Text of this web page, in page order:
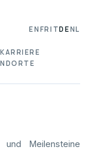
KARRIERE
ENFRITDENL
und Meilensteine